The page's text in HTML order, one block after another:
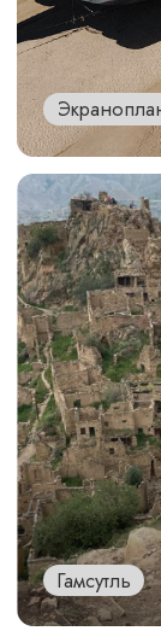
ДЛЯ
С НАМИ
для группы от 4